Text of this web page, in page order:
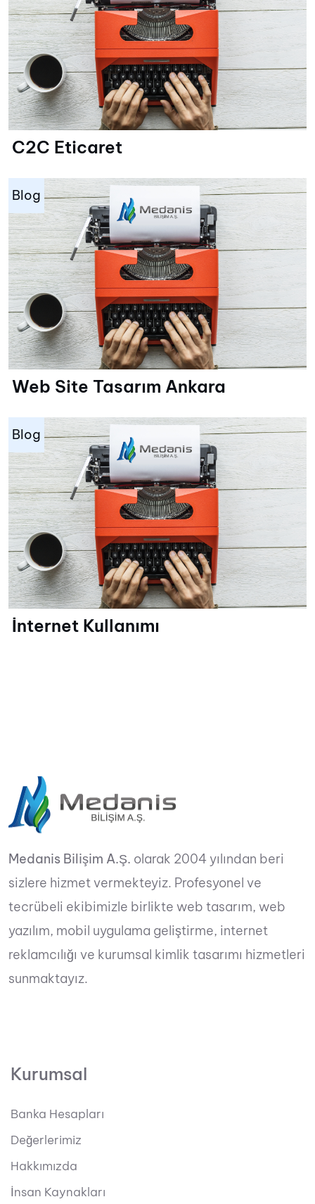
C2C Eticaret
Blog
Web Site Tasarım Ankara
Blog
İnternet Kullanımı
Medanis Bilişim A.Ş. olarak 2004 yılından beri
sizlere hizmet vermekteyiz. Profesyonel ve
tecrübeli ekibimizle birlikte web tasarım, web
yazılım, mobil uygulama geliştirme, internet
reklamcılığı ve kurumsal kimlik tasarımı hizmetleri
sunmaktayız.
Kurumsal
Banka Hesapları
Değerlerimiz
Hakkımızda
İnsan Kaynakları